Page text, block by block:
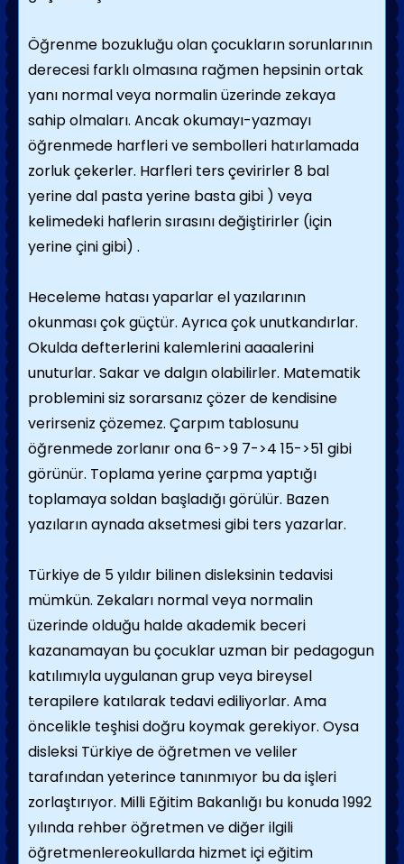
Öğrenme bozukluğu olan çocukların sorunlarının
derecesi farklı olmasına rağmen hepsinin ortak
yanı normal veya normalin üzerinde zekaya
sahip olmaları. Ancak okumayı-yazmayı
öğrenmede harfleri ve sembolleri hatırlamada
zorluk çekerler. Harfleri ters çevirirler 8 bal
yerine dal pasta yerine basta gibi ) veya
kelimedeki haflerin sırasını değiştirirler (için
yerine çini gibi) .
Heceleme hatası yaparlar el yazılarının
okunması çok güçtür. Ayrıca çok unutkandırlar.
Okulda defterlerini kalemlerini aaaalerini
unuturlar. Sakar ve dalgın olabilirler. Matematik
problemini siz sorarsanız çözer de kendisine
verirseniz çözemez. Çarpım tablosunu
öğrenmede zorlanır ona 6->9 7->4 15->51 gibi
görünür. Toplama yerine çarpma yaptığı
toplamaya soldan başladığı görülür. Bazen
yazıların aynada aksetmesi gibi ters yazarlar.
Türkiye de 5 yıldır bilinen disleksinin tedavisi
mümkün. Zekaları normal veya normalin
üzerinde olduğu halde akademik beceri
kazanamayan bu çocuklar uzman bir pedagogun
katılımıyla uygulanan grup veya bireysel
terapilere katılarak tedavi ediliyorlar. Ama
öncelikle teşhisi doğru koymak gerekiyor. Oysa
disleksi Türkiye de öğretmen ve veliler
tarafından yeterince tanınmıyor bu da işleri
zorlaştırıyor. Milli Eğitim Bakanlığı bu konuda 1992
yılında rehber öğretmen ve diğer ilgili
öğretmenlereokullarda hizmet içi eğitim